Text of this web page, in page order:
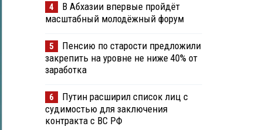
4
В Абхазии впервые пройдёт
масштабный молодёжный форум
5
Пенсию по старости предложили
закрепить на уровне не ниже 40% от
заработка
6
Путин расширил список лиц с
судимостью для заключения
контракта с ВС РФ